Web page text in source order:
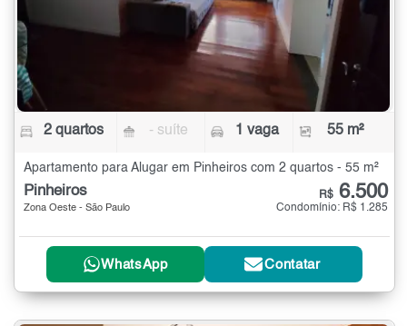
2 quartos - suíte 1 vaga 55 m²
Apartamento para Alugar em Pinheiros com 2 quartos - 55 m²
Pinheiros
Zona Oeste - São Paulo
R$ 6.500
Condomínio: R$ 1.285
WhatsApp Contatar